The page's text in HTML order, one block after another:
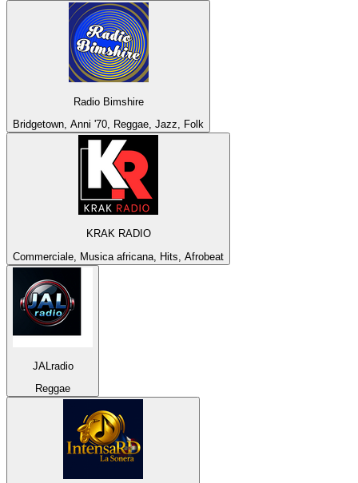
Radio Bimshire
Bridgetown, Anni '70, Reggae, Jazz, Folk
KRAK RADIO
Commerciale, Musica africana, Hits, Afrobeat
JALradio
Reggae